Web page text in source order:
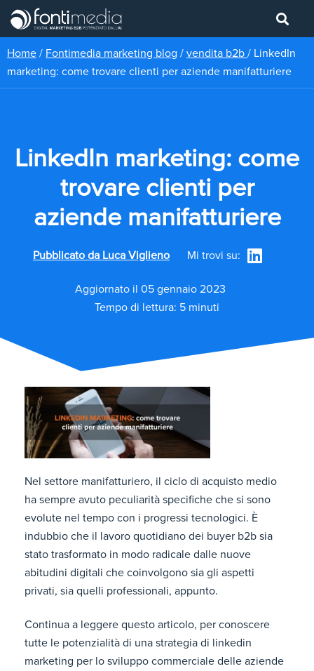
Home / Fontimedia marketing blog / vendita b2b / LinkedIn
marketing: come trovare clienti per aziende manifatturiere
LinkedIn marketing: come
trovare clienti per
aziende manifatturiere
Pubblicato da Luca Viglieno Mi trovi su:
Aggiornato il 05 gennaio 2023
Tempo di lettura: 5 minuti
Nel settore manifatturiero, il ciclo di acquisto medio
ha sempre avuto peculiarità specifiche che si sono
evolute nel tempo con i progressi tecnologici. È
indubbio che il lavoro quotidiano dei buyer b2b sia
stato trasformato in modo radicale dalle nuove
abitudini digitali che coinvolgono sia gli aspetti
privati, sia quelli professionali, appunto.
Continua a leggere questo articolo, per conoscere
tutte le potenzialità di una strategia di linkedin
marketing per lo sviluppo commerciale delle aziende